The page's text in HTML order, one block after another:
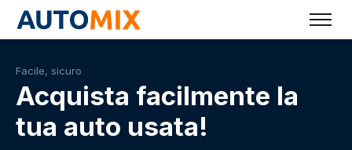
Facile, sicuro
Acquista facilmente la
tua auto usata!